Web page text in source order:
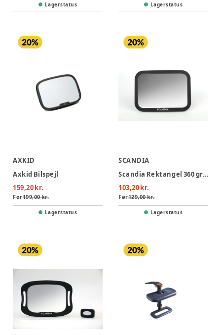
Lagerstatus Lagerstatus
AXKID
Axkid Bilspejl
159,20 kr.
Før199,00 kr.
Lagerstatus
SCANDIA
Scandia Rektangel 360 gr. bilspejl - Sort
103,20 kr.
Før129,00 kr.
Lagerstatus